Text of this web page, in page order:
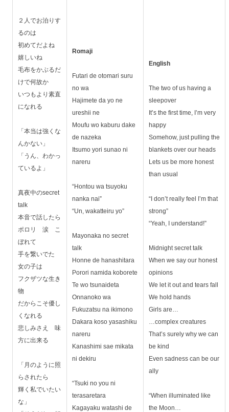
２人でお泊りす
るのは
初めてだよね
嬉しいね
毛布をかぶるだ
けで何故か
いつもより素直
になれる
「本当は強くな
んかない」
「うん、わかっ
ているよ」
真夜中のsecret
talk
本音で話したら
ポロリ 涙 こ
ぼれて
手を繋いでた
女の子は
フクザツな生き
物
だからこそ優し
くなれる
悲しみさえ 味
方に出来る
「月のように照
らされたら
輝く私でいたい
な」
Romaji
Futari de otomari suru
no wa
Hajimete da yo ne
ureshii ne
Moufu wo kaburu dake
de nazeka
Itsumo yori sunao ni
nareru
“Hontou wa tsuyoku
nanka nai”
“Un, wakatteiru yo”
Mayonaka no secret
talk
Honne de hanashitara
Porori namida koborete
Te wo tsunaideta
Onnanoko wa
Fukuzatsu na ikimono
Dakara koso yasashiku
nareru
Kanashimi sae mikata
ni dekiru
“Tsuki no you ni
terasaretara
Kagayaku watashi de
English
The two of us having a
sleepover
It’s the first time, I’m very
happy
Somehow, just pulling the
blankets over our heads
Lets us be more honest
than usual
“I don’t really feel I’m that
strong”
“Yeah, I understand!”
Midnight secret talk
When we say our honest
opinions
We let it out and tears fall
We hold hands
Girls are…
…complex creatures
That’s surely why we can
be kind
Even sadness can be our
ally
“When illuminated like
the Moon…